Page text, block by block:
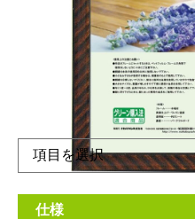
+ 税
OA対応賞状用紙サイズ（JIS
スタンド棒付で縦置きも可能で
フレームには再生樹脂を使用
仕様